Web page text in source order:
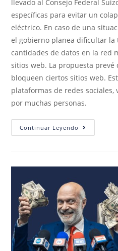
llevado al Consejo Federal
específicas para evitar un
eléctrico. En caso de una
el gobierno planea dificultar la
cantidades de datos en la red
sitios web. La propuesta
bloqueen ciertos sitios web.
plataformas de redes sociales,
por muchas personas.
Continuar Leyendo